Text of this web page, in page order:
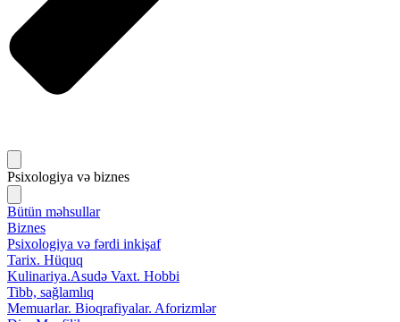
Psixologiya və biznes
Bütün məhsullar
Biznes
Psixologiya və fərdi inkişaf
Tarix. Hüquq
Kulinariya.Asudə Vaxt. Hobbi
Tibb, sağlamlıq
Memuarlar. Bioqrafiyalar. Aforizmlər